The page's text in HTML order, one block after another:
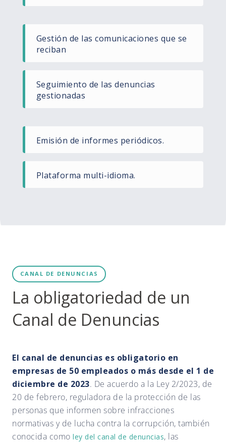
Gestión de las comunicaciones que se
reciban
Seguimiento de las denuncias
gestionadas
Emisión de informes periódicos.
Plataforma multi-idioma.
CANAL DE DENUNCIAS
La obligatoriedad de un
Canal de Denuncias
El canal de denuncias es obligatorio en
empresas de 50 empleados o más desde el 1 de
diciembre de 2023. De acuerdo a la Ley 2/2023, de
20 de febrero, reguladora de la protección de las
personas que informen sobre infracciones
normativas y de lucha contra la corrupción, también
conocida como ley del canal de denuncias, las